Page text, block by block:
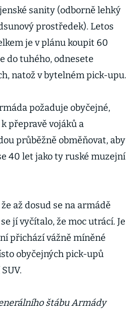
sanity (odborně lehký
prostředek). Letos
je v plánu koupit 60
do tuhého, odnesete
natož v bytelném pick-upu.
požaduje obyčejné,
přepravě vojáků a
průběžně obměňovat, aby
40 let jako ty ruské muzejní
až dosud se na armádě
jí vyčítalo, že moc utrácí. Je
přichází vážně míněné
obyčejných pick-upů
štábu Armády